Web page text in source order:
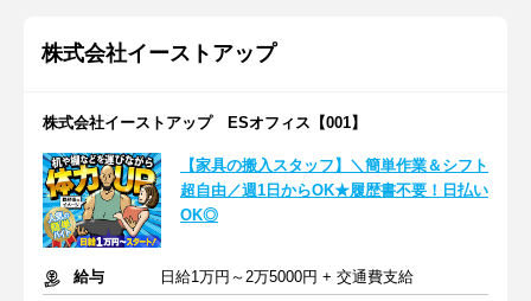
株式会社イーストアップ
株式会社イーストアップ ESオフィス【001】
【家具の搬入スタッフ】＼簡単作業＆シフト
超自由／週1日からOK★履歴書不要！日払い
OK◎
給与
日給1万円～2万5000円 + 交通費支給